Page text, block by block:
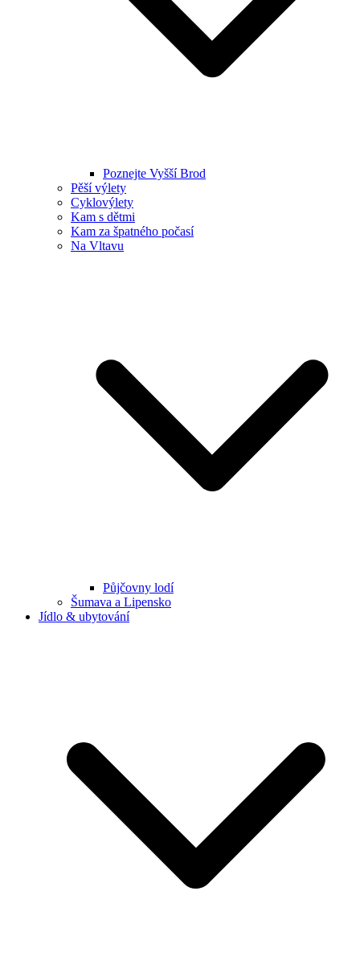
Poznejte Vyšší Brod
Pěší výlety
Cyklovýlety
Kam s dětmi
Kam za špatného počasí
Na Vltavu
Půjčovny lodí
Šumava a Lipensko
Jídlo & ubytování